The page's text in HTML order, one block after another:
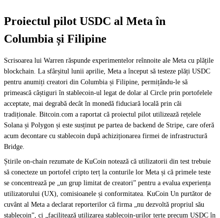
Proiectul pilot USDC al Meta în
Columbia și Filipine
Scrisoarea lui Warren răspunde experimentelor reînnoite ale Meta cu plățile
blockchain. La sfârșitul lunii aprilie, Meta a început să testeze plăți USDC
pentru anumiți creatori din Columbia și Filipine, permițându-le să
primească câștiguri în stablecoin-ul legat de dolar al Circle prin portofelele
acceptate, mai degrabă decât în monedă fiduciară locală prin căi
tradiționale. Bitcoin.com a raportat că proiectul pilot utilizează rețelele
Solana și Polygon și este susținut pe partea de backend de Stripe, care oferă
acum decontare cu stablecoin după achiziționarea firmei de infrastructură
Bridge.
Știrile on-chain rezumate de KuCoin notează că utilizatorii din test trebuie
să conecteze un portofel cripto terț la conturile lor Meta și că primele teste
se concentrează pe „un grup limitat de creatori” pentru a evalua experiența
utilizatorului (UX), comisioanele și conformitatea. KuCoin Un purtător de
cuvânt al Meta a declarat reporterilor că firma „nu dezvoltă propriul său
stablecoin”, ci „facilitează utilizarea stablecoin-urilor terțe precum USDC în